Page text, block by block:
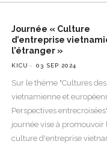
Journée « Culture
d’entreprise
l’étranger »
KICU 03 SEP 2024
Sur le thème "Cultures
vietnamienne et
Perspectives
journée vise à promouvoir
culture d'entreprise